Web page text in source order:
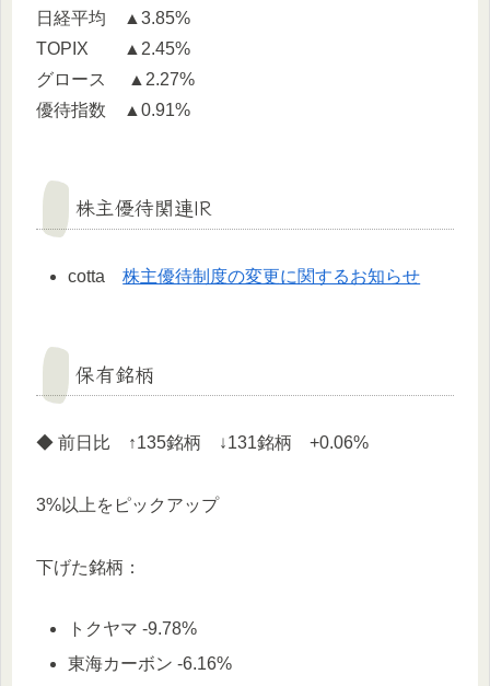
日経平均 ▲3.85%
TOPIX ▲2.45%
グロース ▲2.27%
優待指数 ▲0.91%
株主優待関連IR
cotta株主優待制度の変更に関するお知らせ
保有銘柄
◆ 前日比 ↑135銘柄 ↓131銘柄 +0.06%
3%以上をピックアップ
下げた銘柄：
トクヤマ -9.78%
東海カーボン -6.16%